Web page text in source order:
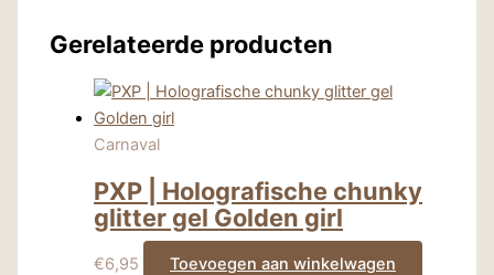
Gerelateerde producten
Carnaval
PXP | Holografische chunky
glitter gel Golden girl
€6,95 Toevoegen aan winkelwagen